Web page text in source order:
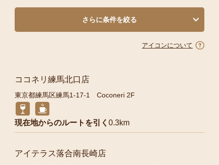
さらに条件を絞る
アイコンについて
ココネリ練馬北口店
東京都練馬区練馬1-17-1 Coconeri 2F
現在地からのルートを引く 0.3km
アイテラス落合南長崎店